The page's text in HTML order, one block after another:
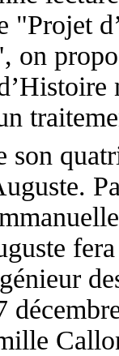
"Projet
on
son